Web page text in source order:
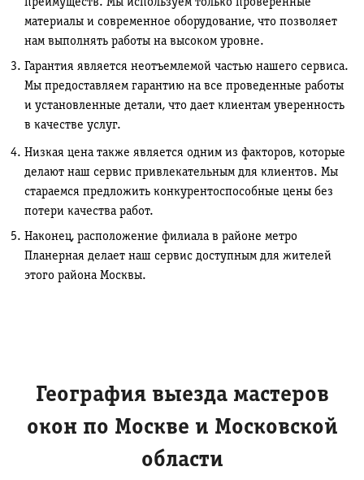
преимуществ. Мы используем только проверенные
материалы и современное оборудование, что позволяет
нам выполнять работы на высоком уровне.
Гарантия является неотъемлемой частью нашего сервиса.
Мы предоставляем гарантию на все проведенные работы
и установленные детали, что дает клиентам уверенность
в качестве услуг.
Низкая цена также является одним из факторов, которые
делают наш сервис привлекательным для клиентов. Мы
стараемся предложить конкурентоспособные цены без
потери качества работ.
Наконец, расположение филиала в районе метро
Планерная делает наш сервис доступным для жителей
этого района Москвы.
География выезда мастеров
окон по Москве и Московской
области